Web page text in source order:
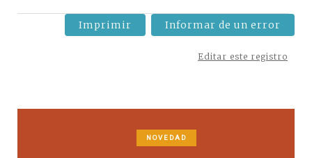
Imprimir Informar de un error
Editar este registro
NOVEDAD